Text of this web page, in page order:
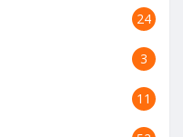
24
3
11